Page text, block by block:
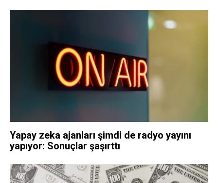
Yapay zeka ajanları şimdi de radyo yayını
yapıyor: Sonuçlar şaşırttı